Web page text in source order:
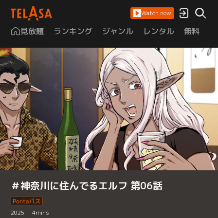
Watch now
見放題 ランキング ジャンル レンタル 無料
＃神奈川に住んでるエルフ 第06話
2025 4mins